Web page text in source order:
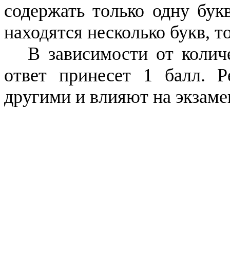
содержать только одну
находятся несколько букв,
В зависимости от
ответ принесет 1 балл.
другими и влияют на